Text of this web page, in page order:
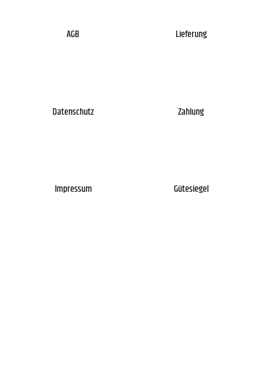
AGB
Datenschutz
Impressum
Lieferung
Zahlung
Gütesiegel